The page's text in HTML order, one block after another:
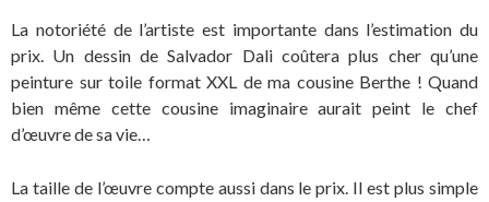
La notoriété de l’artiste est importante dans l’estimation du
prix. Un dessin de Salvador Dali coûtera plus cher qu’une
peinture sur toile format XXL de ma cousine Berthe ! Quand
bien même cette cousine imaginaire aurait peint le chef
d’œuvre de sa vie…
La taille de l’œuvre compte aussi dans le prix. Il est plus simple